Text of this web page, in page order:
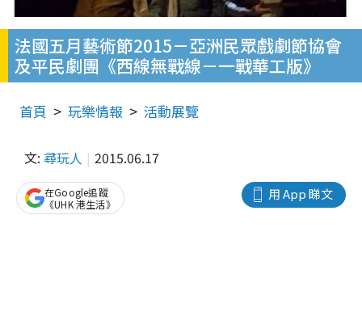
法國五月藝術節2015－亞洲民眾戲劇節協會
及平民劇團《西線無戰線－一戰華工版》
首頁 玩樂情報 活動展覽
文: 尋玩人 2015.06.17
用 App 睇文
在Google追蹤
《UHK 港生活》